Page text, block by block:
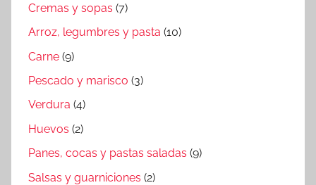
Cremas y sopas (7)
Arroz, legumbres y pasta (10)
Carne (9)
Pescado y marisco (3)
Verdura (4)
Huevos (2)
Panes, cocas y pastas saladas (9)
Salsas y guarniciones (2)